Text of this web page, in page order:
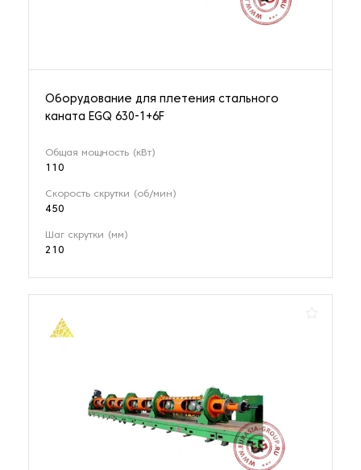
Оборудование для плетения стального
каната EGQ 630-1+6F
Общая мощность (кВт)
110
Скорость скрутки (об/мин)
450
Шаг скрутки (мм)
210